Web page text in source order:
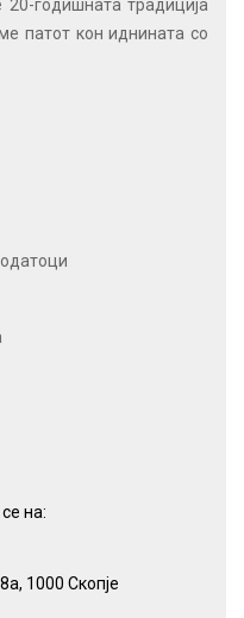
20-годишната традиција
патот кон иднината со
на:
1000 Скопје